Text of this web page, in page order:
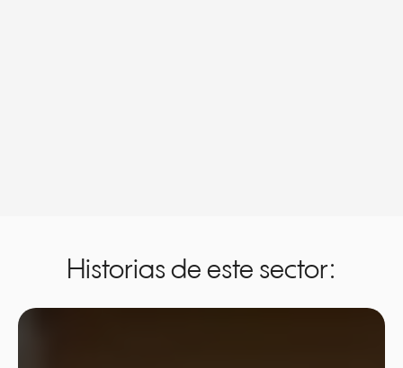
Historias de este sector: